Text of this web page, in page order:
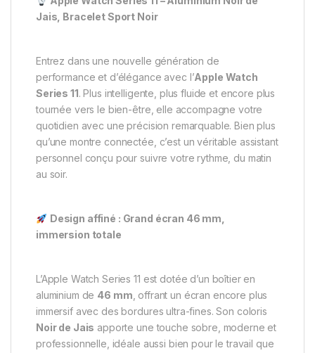
Jais, Bracelet Sport Noir
Entrez dans une nouvelle génération de
performance et d’élégance avec l’Apple Watch
Series 11. Plus intelligente, plus fluide et encore plus
tournée vers le bien-être, elle accompagne votre
quotidien avec une précision remarquable. Bien plus
qu’une montre connectée, c’est un véritable assistant
personnel conçu pour suivre votre rythme, du matin
au soir.
Design affiné : Grand écran 46 mm,
immersion totale
L’Apple Watch Series 11 est dotée d’un boîtier en
aluminium de 46 mm , offrant un écran encore plus
immersif avec des bordures ultra-fines. Son coloris
Noir de Jais apporte une touche sobre, moderne et
professionnelle, idéale aussi bien pour le travail que